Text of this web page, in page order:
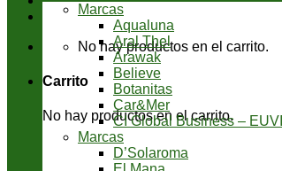
No hay productos en el carrito.
Carrito
No hay productos en el carrito.
Marcas
Aqualuna
Aral Thel
Arawak
Believe
Botanitas
Car&Mer
CI Global Business – EUVI
Marcas
D’Solaroma